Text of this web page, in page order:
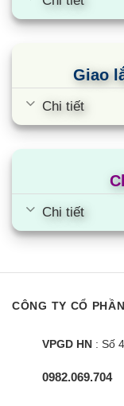
là những hạt
nguyên tử.
đa dạng dải
sẽ có gam
Công nghệ
tượng từ
nắng hay ánh
những nội
Giao
Chi tiết
Chi tiết
CÔNG TY CỔ
VPGD HN : Số
0982.069.704